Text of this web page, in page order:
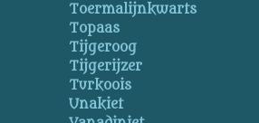
Toermalijnkwarts
Topaas
Tijgeroog
Tijgerijzer
Turkoois
Unakiet